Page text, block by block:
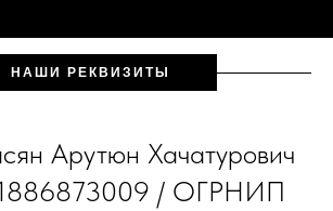
НАШИ РЕКВИЗИТЫ
Арутюн Хачатурович
/ ОГРНИП